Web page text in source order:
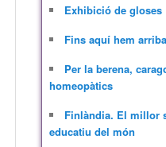
Exhibició de gloses
Fins aquí hem
Per la berena,
homeopàtics
Finlàndia. El millor
educatiu del món